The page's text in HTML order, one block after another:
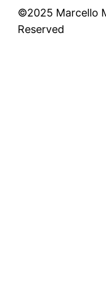
c
a
©2025 Marcello
Reserved